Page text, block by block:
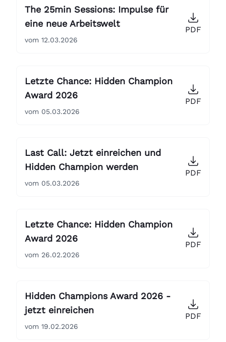
The 25min Sessions: Impulse für
eine neue Arbeitswelt
vom 12.03.2026
PDF
Letzte Chance: Hidden Champion
Award 2026
vom 05.03.2026
PDF
Last Call: Jetzt einreichen und
Hidden Champion werden
vom 05.03.2026
PDF
Letzte Chance: Hidden Champion
Award 2026
vom 26.02.2026
PDF
Hidden Champions Award 2026 -
jetzt einreichen
vom 19.02.2026
PDF